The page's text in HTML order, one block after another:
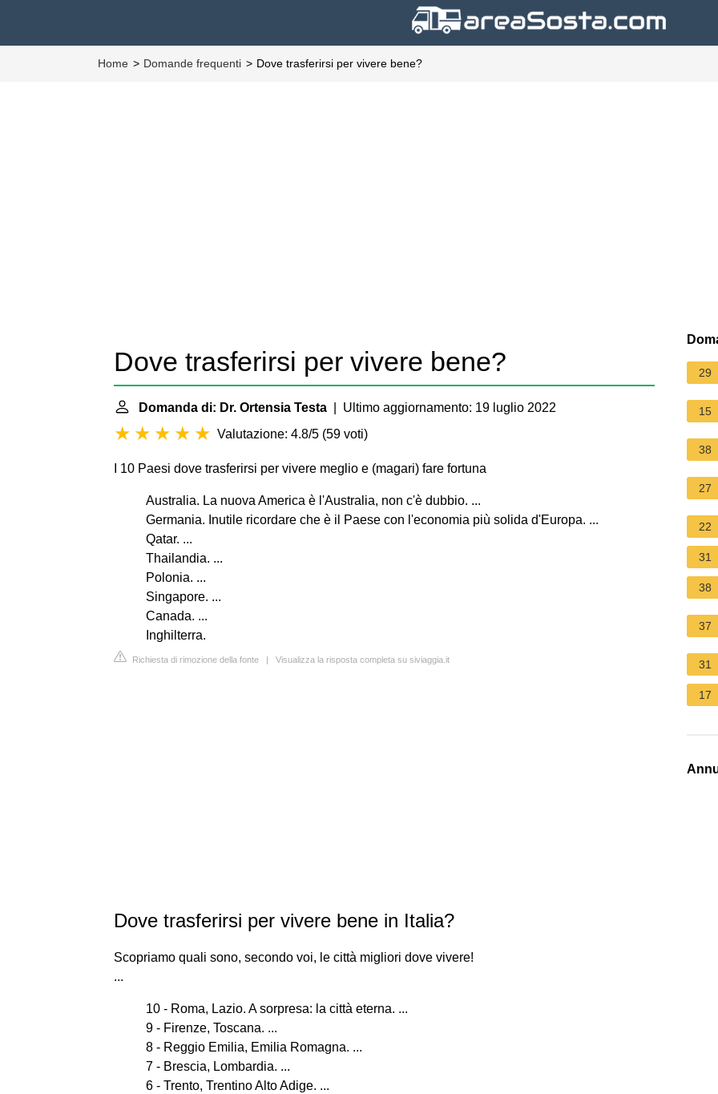
Home Domande frequenti Dove trasferirsi per vivere bene?
Dove trasferirsi per vivere bene?
Domanda di: Dr. Ortensia Testa | Ultimo aggiornamento: 19 luglio 2022
Valutazione: 4.8/5 (59 voti)
I 10 Paesi dove trasferirsi per vivere meglio e (magari) fare fortuna
Australia. La nuova America è l'Australia, non c'è dubbio. ...
Germania. Inutile ricordare che è il Paese con l'economia più solida d'Europa. ...
Qatar. ...
Thailandia. ...
Polonia. ...
Singapore. ...
Canada. ...
Inghilterra.
Richiesta di rimozione della fonte | Visualizza la risposta completa su siviaggia.it
Dove trasferirsi per vivere bene in Italia?
Scopriamo quali sono, secondo voi, le città migliori dove vivere!
...
10 - Roma, Lazio. A sorpresa: la città eterna. ...
9 - Firenze, Toscana. ...
8 - Reggio Emilia, Emilia Romagna. ...
7 - Brescia, Lombardia. ...
6 - Trento, Trentino Alto Adige. ...
29
15
38
27
22
31
38
37
31
17